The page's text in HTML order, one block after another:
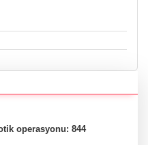
operasyonu: 844